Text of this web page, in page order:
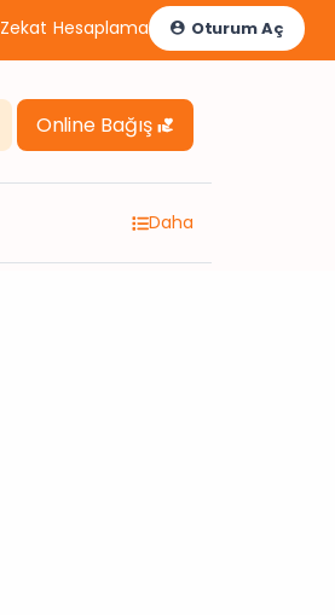
Zekat Hesaplama Oturum Aç
Online Bağış
Daha